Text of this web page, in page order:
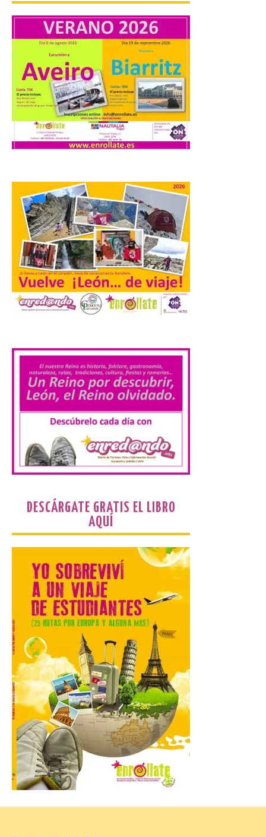
Turismo de Extremadura
impulsa nuevas
iniciativas relacionadas
con el trío de eclipses para
afianzar a Extremadura
como referente en
astroturismo
8 Ago 2026
estrellados con menor
contaminación lumínica
de Europa, un recurso
natural que permite disfrutar de
actividades de astroturismo durante todo
el año. La Dirección General de Turismo
ha puesto en marcha diversas iniciativas
relacionadas […]
Cabárceno prepara tres
enclaves privilegiados
agosto
8 Ago 2026
El parque amplía su
horario y refuerza los
hostelería. En Alto
Campoo continuará la
programación musical de Estación
Sonora. Peña Cabarga, elegido lugar
seguridad y acceso […]
Gijon prohíbe el baño en
San Lorenzo, Poniente y
Arbeyal el día del eclipse a
partir de las 19.00 horas.
8 Ago 2026
Incide en que el eclipse se
verá desde múltiples
puntos de la ciudad, por lo
que no será necesario
desplazarse y se
recomienda no acudir a Gijón/Xixón en
coche ni usarlo ese día. Los accesos a
la Campa Torres y La […]
La decimonovena
fotografía de León de…
viaje nos llega desde la
Madrid
DESCÁRGATE GRATIS EL LIBRO
AQUÍ